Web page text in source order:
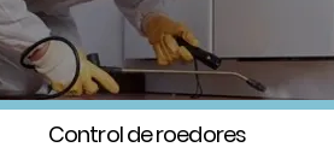
Control de roedores